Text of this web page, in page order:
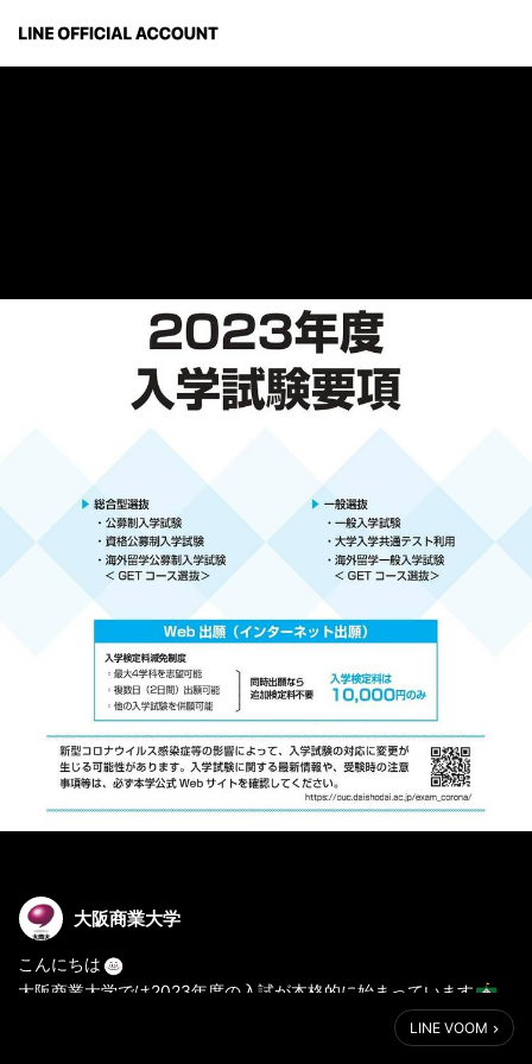
大阪商業大学
こんにちは
大阪商業大学では2023年度の入試が本格的に始まっています
大商大の入学試験要項はWEBサイトにて公開中です！
LINE VOOM